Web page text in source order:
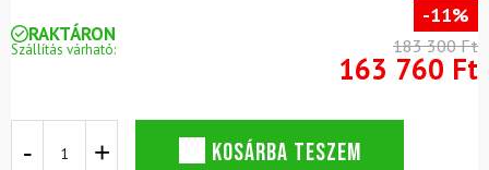
RAKTÁRON
Szállítás várható:
-11%
183 300 Ft
163 760 Ft
rossignol
KOSÁRBA TESZEM